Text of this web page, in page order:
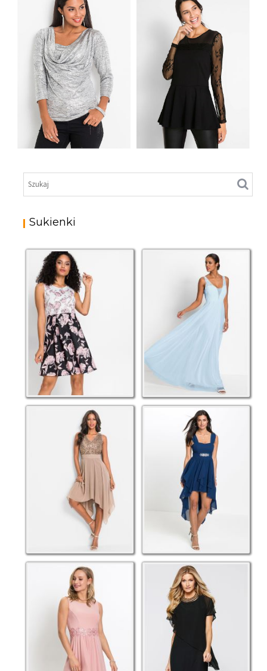
Z DŁUGIMI BOKAMI I
CEKINAMI CZARNY
Z DŁUGIMI BOKAMI I
CEKINAMI ZIELONY
DŁUGI RĘKAW
BŁYSZCZĄCA
WIECZOROWA
DEKOLT WODA
Sukienki